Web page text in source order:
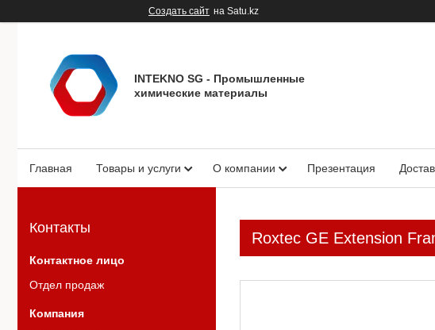
Создать сайт на Satu.kz
INTEKNO SG - Промышленные
химические материалы
Главная Товары и услуги О компании Презентация
Roxtec GE Extension
Контакты
Отдел продаж